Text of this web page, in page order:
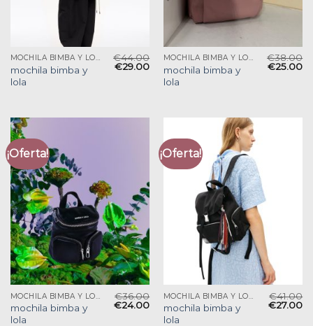
MOCHILA BIMBA Y LOLA
mochila bimba y
lola
€44.00
€29.00
MOCHILA BIMBA Y LOLA
mochila bimba y
lola
€38.00
€25.00
¡Oferta!
MOCHILA BIMBA Y LOLA
mochila bimba y
lola
€36.00
€24.00
¡Oferta!
MOCHILA BIMBA Y LOLA
mochila bimba y
lola
€41.00
€27.00